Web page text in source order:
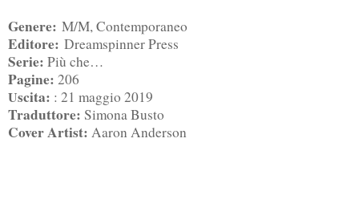
Genere: M/M,Contemporaneo
Editore: Dreamspinner Press
Serie: Più che…
Pagine: 206
Uscita: : 21 maggio 2019
Traduttore: Simona Busto
Cover Artist: Aaron Anderson